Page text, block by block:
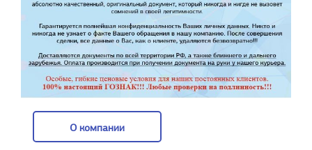
О компании